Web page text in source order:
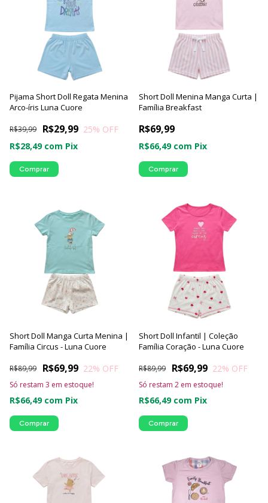
Pijama Short Doll Regata Menina
Arco-íris Luna Cuore
R$29,99
R$39,99 25% OFF
R$28,49 com Pix
Comprar
Short Doll Menina Manga Curta |
Família Breakfast
R$69,99
R$66,49 com Pix
Comprar
Short Doll Manga Curta Menina |
Família Circus - Luna Cuore
R$69,99
R$89,99 22% OFF
R$66,49 com Pix
Só restam 3 em estoque!
Comprar
Short Doll Infantil | Coleção
Família Coração - Luna Cuore
R$69,99
R$89,99 22% OFF
R$66,49 com Pix
Só restam 2 em estoque!
Comprar